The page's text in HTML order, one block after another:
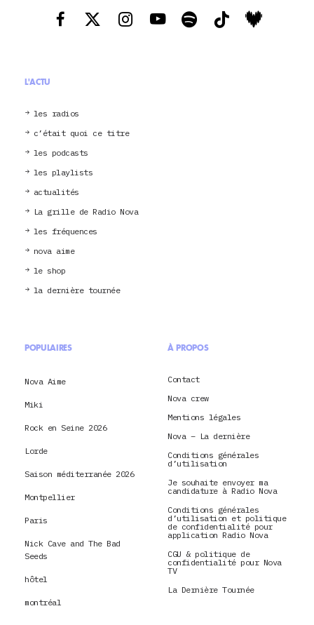
L'ACTU
les radios
c’était quoi ce titre
les podcasts
les playlists
actualités
La grille de Radio Nova
les fréquences
nova aime
le shop
la dernière tournée
POPULAIRES
Nova Aime
Miki
Rock en Seine 2026
Lorde
Saison méditerranée 2026
Montpellier
Paris
Nick Cave and The Bad
Seeds
hôtel
montréal
À PROPOS
Contact
Nova crew
Mentions légales
Nova – La dernière
Conditions générales
d’utilisation
Je souhaite envoyer ma
candidature à Radio Nova
Conditions générales
d’utilisation et politique
de confidentialité pour
application Radio Nova
CGU & politique de
confidentialité pour Nova
TV
La Dernière Tournée